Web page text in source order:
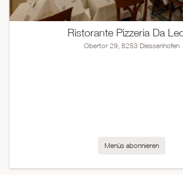
Ristorante Pizzeria Da
Obertor 29, 8253 Diessenhofen
Menüs abonnieren